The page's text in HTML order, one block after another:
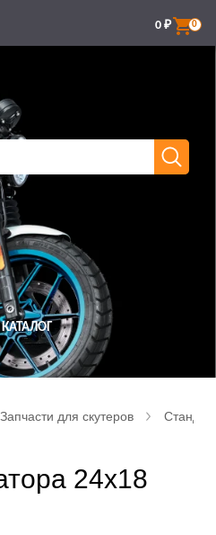
0
0 ₽
КАТАЛОГ
Запчасти для скутеров
24x18